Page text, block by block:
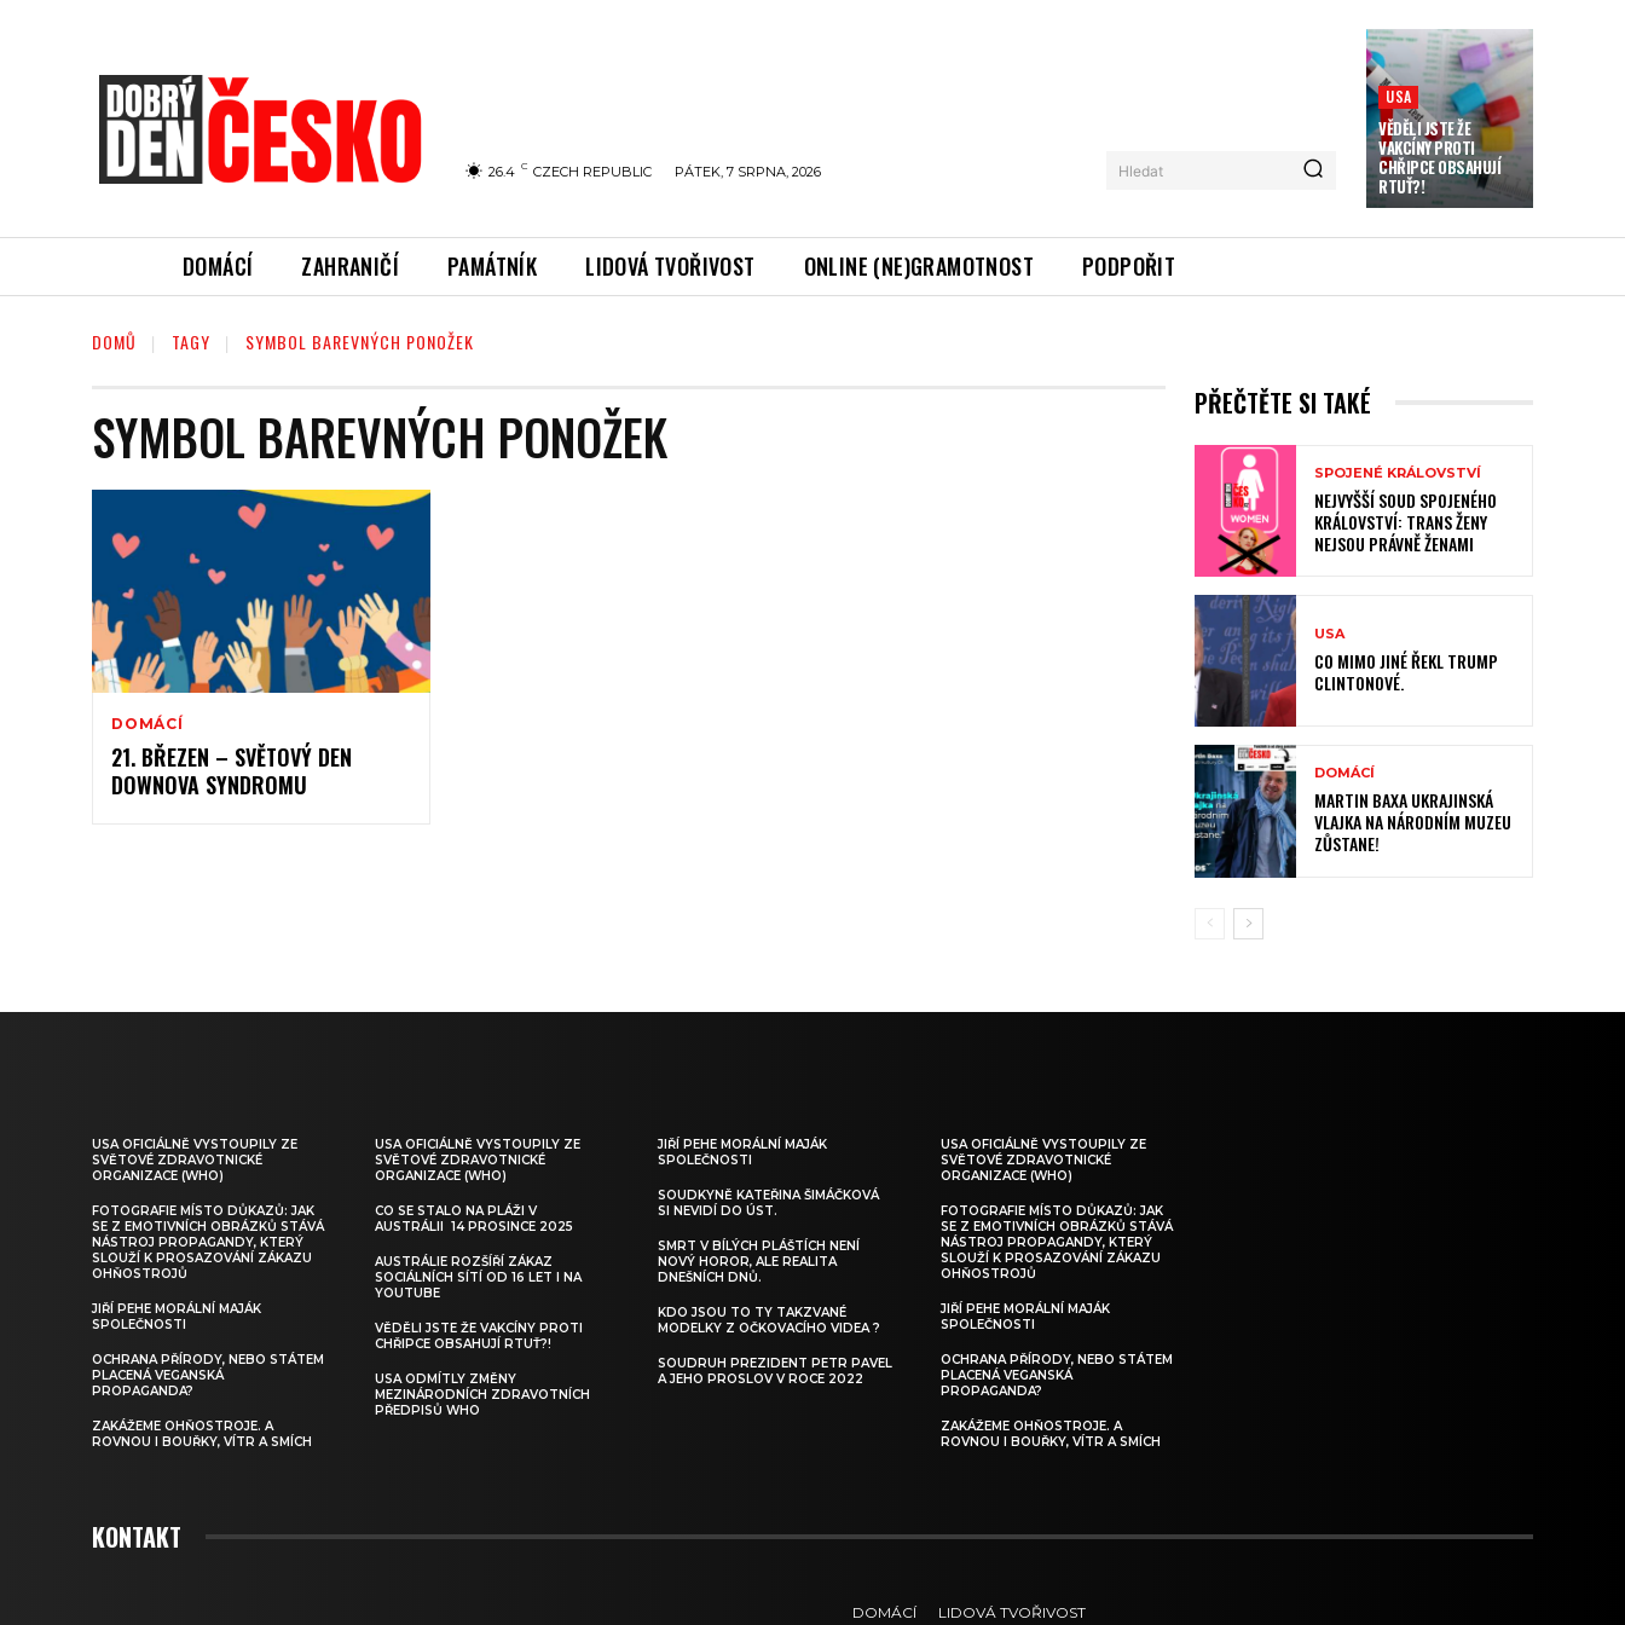
26.4 C CZECH REPUBLIC PÁTEK, 7 SRPNA, 2026 Hledat
USA
VĚDĚLI JSTE ŽE
VAKCÍNY PROTI
CHŘIPCE OBSAHUJÍ
RTUŤ?!
DOMÁCÍ ZAHRANIČÍ PAMÁTNÍK LIDOVÁ TVOŘIVOST ONLINE (NE)GRAMOTNOST PODPOŘIT
DOMŮ TAGY SYMBOL BAREVNÝCH PONOŽEK
SYMBOL BAREVNÝCH PONOŽEK
DOMÁCÍ
21. BŘEZEN – SVĚTOVÝ DEN
DOWNOVA SYNDROMU
PŘEČTĚTE SI TAKÉ
SPOJENÉ KRÁLOVSTVÍ
NEJVYŠŠÍ SOUD SPOJENÉHO
KRÁLOVSTVÍ: TRANS ŽENY
NEJSOU PRÁVNĚ ŽENAMI
USA
CO MIMO JINÉ ŘEKL TRUMP
CLINTONOVÉ.
DOMÁCÍ
MARTIN BAXA UKRAJINSKÁ
VLAJKA NA NÁRODNÍM MUZEU
ZŮSTANE!
USA OFICIÁLNĚ VYSTOUPILY ZE
SVĚTOVÉ ZDRAVOTNICKÉ
ORGANIZACE (WHO)
FOTOGRAFIE MÍSTO DŮKAZŮ: JAK
SE Z EMOTIVNÍCH OBRÁZKŮ STÁVÁ
NÁSTROJ PROPAGANDY, KTERÝ
SLOUŽÍ K PROSAZOVÁNÍ ZÁKAZU
OHŇOSTROJŮ
JIŘÍ PEHE MORÁLNÍ MAJÁK
SPOLEČNOSTI
OCHRANA PŘÍRODY, NEBO STÁTEM
PLACENÁ VEGANSKÁ
PROPAGANDA?
ZAKÁŽEME OHŇOSTROJE. A
ROVNOU I BOUŘKY, VÍTR A SMÍCH
USA OFICIÁLNĚ VYSTOUPILY ZE
SVĚTOVÉ ZDRAVOTNICKÉ
ORGANIZACE (WHO)
CO SE STALO NA PLÁŽI V
AUSTRÁLII 14 PROSINCE 2025
AUSTRÁLIE ROZŠÍŘÍ ZÁKAZ
SOCIÁLNÍCH SÍTÍ OD 16 LET I NA
YOUTUBE
VĚDĚLI JSTE ŽE VAKCÍNY PROTI
CHŘIPCE OBSAHUJÍ RTUŤ?!
USA ODMÍTLY ZMĚNY
MEZINÁRODNÍCH ZDRAVOTNÍCH
PŘEDPISŮ WHO
JIŘÍ PEHE MORÁLNÍ MAJÁK
SPOLEČNOSTI
SOUDKYNĚ KATEŘINA ŠIMÁČKOVÁ
SI NEVIDÍ DO ÚST.
SMRT V BÍLÝCH PLÁŠTÍCH NENÍ
NOVÝ HOROR, ALE REALITA
DNEŠNÍCH DNŮ.
KDO JSOU TO TY TAKZVANÉ
MODELKY Z OČKOVACÍHO VIDEA ?
SOUDRUH PREZIDENT PETR PAVEL
A JEHO PROSLOV V ROCE 2022
USA OFICIÁLNĚ VYSTOUPILY ZE
SVĚTOVÉ ZDRAVOTNICKÉ
ORGANIZACE (WHO)
FOTOGRAFIE MÍSTO DŮKAZŮ: JAK
SE Z EMOTIVNÍCH OBRÁZKŮ STÁVÁ
NÁSTROJ PROPAGANDY, KTERÝ
SLOUŽÍ K PROSAZOVÁNÍ ZÁKAZU
OHŇOSTROJŮ
JIŘÍ PEHE MORÁLNÍ MAJÁK
SPOLEČNOSTI
OCHRANA PŘÍRODY, NEBO STÁTEM
PLACENÁ VEGANSKÁ
PROPAGANDA?
ZAKÁŽEME OHŇOSTROJE. A
ROVNOU I BOUŘKY, VÍTR A SMÍCH
KONTAKT
DOMÁCÍ LIDOVÁ TVOŘIVOST